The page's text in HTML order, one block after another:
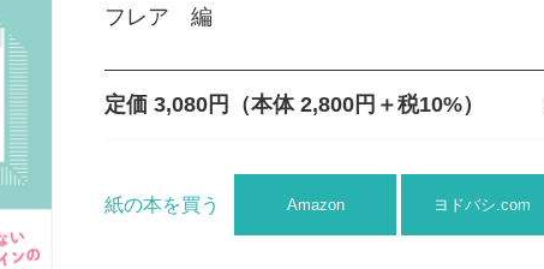
フレア 編
定価 3,080円 （本体 2,800円＋税10%）
紙の本を買う Amazon ヨドバシ.com